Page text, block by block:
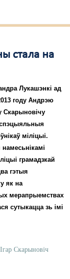
стала на
Лукашэнкі ад
году Андрэю
Скарыновічу
міліцыі.
грамадзкай
гэтыя
як на
мерапрыемствах
сутыкацца зь імі
Ігар Скарыновіч